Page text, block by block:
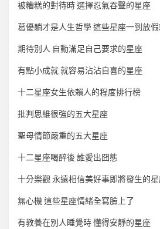
被糟糕的對待時 選擇忍氣吞聲的星座
葛優躺才是人生哲學 這些星座一到放
期待別人 自動滿足自己要求的星座
有點小成就 就容易沾沾自喜的星座
十二星座女生依賴人的程度排行榜
批判思維很強的五大星座
聖母情節嚴重的五大星座
十二星座喝醉後 誰愛出囧態
十分樂觀 永遠相信美好事即將發生的
無心機 這些星座情緒全寫臉上了
有教養在別人睡覺時 懂得安靜的星座